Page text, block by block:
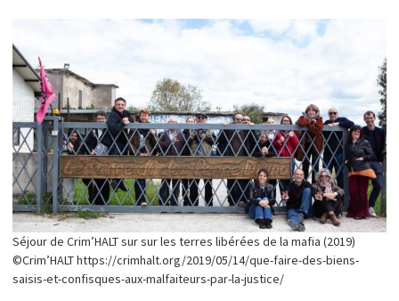
u
r
p
o
w
e
r
m
e
n
t
Séjour de Crim’HALT sur sur les terres libérées de la mafia (2019)
©Crim’HALT https://crimhalt.org/2019/05/14/que-faire-des-biens-
saisis-et-confisques-aux-malfaiteurs-par-la-justice/